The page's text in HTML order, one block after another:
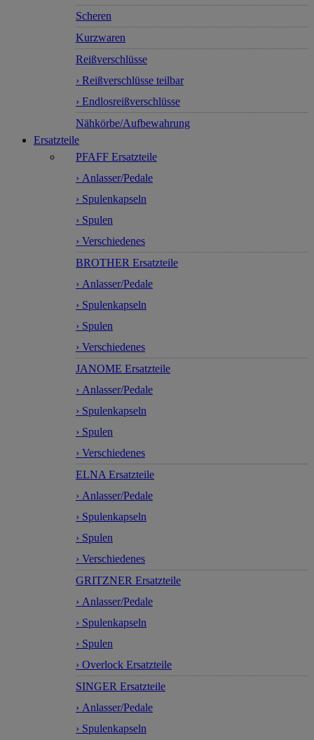
Scheren
Kurzwaren
Reißverschlüsse
› Reißverschlüsse teilbar
› Endlosreißverschlüsse
Nähkörbe/Aufbewahrung
Ersatzteile
PFAFF Ersatzteile
› Anlasser/Pedale
› Spulenkapseln
› Spulen
› Verschiedenes
BROTHER Ersatzteile
› Anlasser/Pedale
› Spulenkapseln
› Spulen
› Verschiedenes
JANOME Ersatzteile
› Anlasser/Pedale
› Spulenkapseln
› Spulen
› Verschiedenes
ELNA Ersatzteile
› Anlasser/Pedale
› Spulenkapseln
› Spulen
› Verschiedenes
GRITZNER Ersatzteile
› Anlasser/Pedale
› Spulenkapseln
› Spulen
› Overlock Ersatzteile
SINGER Ersatzteile
› Anlasser/Pedale
› Spulenkapseln